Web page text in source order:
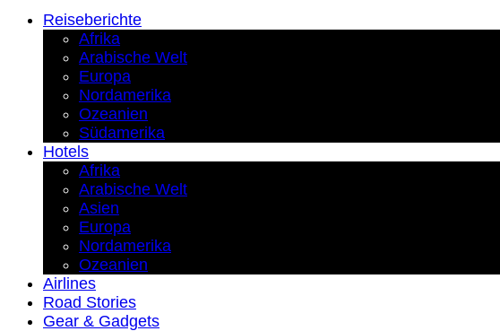
Reiseberichte
Afrika
Arabische Welt
Europa
Nordamerika
Ozeanien
Südamerika
Hotels
Afrika
Arabische Welt
Asien
Europa
Nordamerika
Ozeanien
Airlines
Road Stories
Gear & Gadgets